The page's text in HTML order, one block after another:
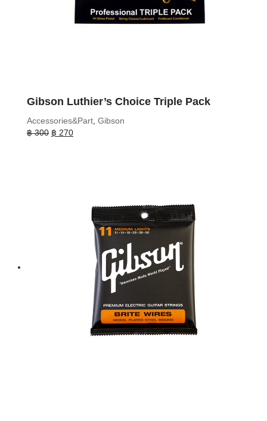
Gibson Luthier’s Choice Triple Pack
Accessories&Part Gibson
฿300 Original
฿ 270Current